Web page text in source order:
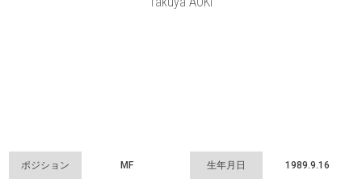
ポジション MF 生年月日 1989.9.16